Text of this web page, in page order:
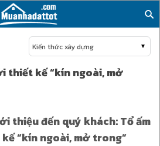
Kiến thức xây dựng
thiết kế “kín ngoài, mở
thiệu đến quý khách: Tổ ấm
“kín ngoài, mở trong”